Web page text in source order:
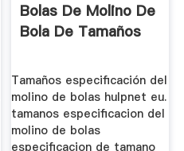
Bolas De Molino De
Bola De Tamaños
Tamaños especificación del
molino de bolas hulpnet eu.
tamanos especificacion del
molino de bolas
especificacion de tamano